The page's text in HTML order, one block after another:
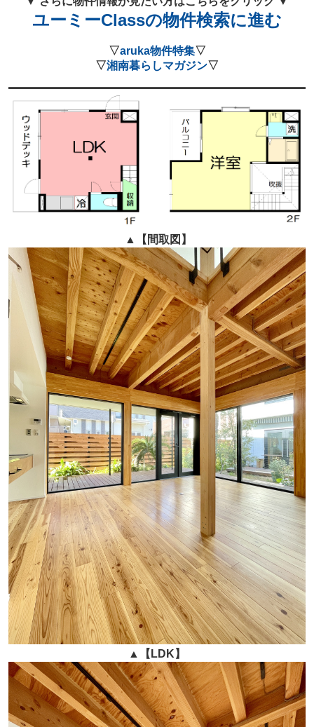
ユーミーClassの物件検索に進む
▽aruka物件特集▽
▽湘南暮らしマガジン▽
▲ 【間取図】
▲ 【LDK】